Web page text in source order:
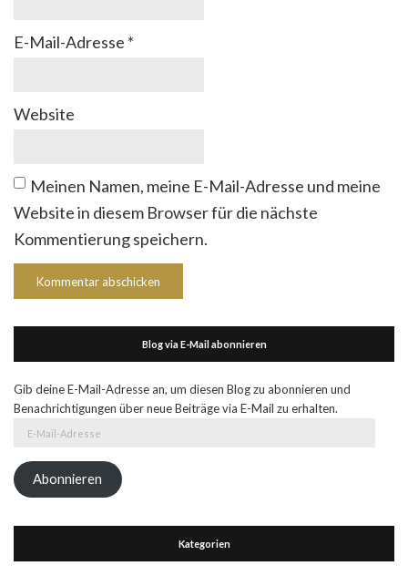
E-Mail-Adresse *
Website
Meinen Namen, meine E-Mail-Adresse und meine
Website in diesem Browser für die nächste
Kommentierung speichern.
Blog via E-Mail abonnieren
Gib deine E-Mail-Adresse an, um diesen Blog zu abonnieren und
Benachrichtigungen über neue Beiträge via E-Mail zu erhalten.
Adresse
Abonnieren
Kategorien